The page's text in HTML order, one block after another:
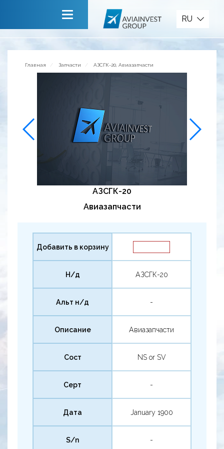
Сервисы
Обратная связь
RU
Главная Запчасти АЗСГК-20, Авиазапчасти
АЗСГК-20
Авиазапчасти
Добавить в корзину
Н/д АЗСГК-20
Альт н/д -
Описание Авиазапчасти
Сост NS or SV
Серт -
Дата January 1900
S/n -